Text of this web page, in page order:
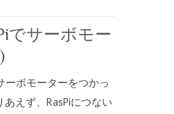
でサーボモー
ーボモーターをつかっ
えず、RasPiにつない